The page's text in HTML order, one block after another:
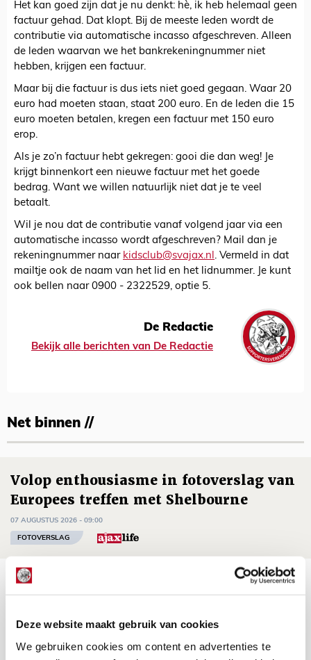
Deze website maakt gebruik van cookies
We gebruiken cookies om content en advertenties te
Het kan goed zijn dat je nu denkt: hè, ik heb helemaal geen
factuur gehad. Dat klopt. Bij de meeste leden wordt de
contributie via automatische incasso afgeschreven. Alleen
de leden waarvan we het bankrekeningnummer niet
hebben, krijgen een factuur.
Maar bij die factuur is dus iets niet goed gegaan. Waar 20
euro had moeten staan, staat 200 euro. En de leden die 15
euro moeten betalen, kregen een factuur met 150 euro
erop.
Als je zo’n factuur hebt gekregen: gooi die dan weg! Je
krijgt binnenkort een nieuwe factuur met het goede
bedrag. Want we willen natuurlijk niet dat je te veel
betaalt.
Wil je nou dat de contributie vanaf volgend jaar via een
automatische incasso wordt afgeschreven? Mail dan je
rekeningnummer naar kidsclub@svajax.nl. Vermeld in dat
mailtje ook de naam van het lid en het lidnummer. Je kunt
ook bellen naar 0900 - 2322529, optie 5.
De Redactie
Bekijk alle berichten van De Redactie
Net binnen //
Volop enthousiasme in fotoverslag van
Europees treffen met Shelbourne
07 AUGUSTUS 2026 - 09:00
FOTOVERSLAG
Míchel niet blij met resultaat en spel
na rust: ‘De focus nam af’
07 AUGUSTUS 2026 - 08:30